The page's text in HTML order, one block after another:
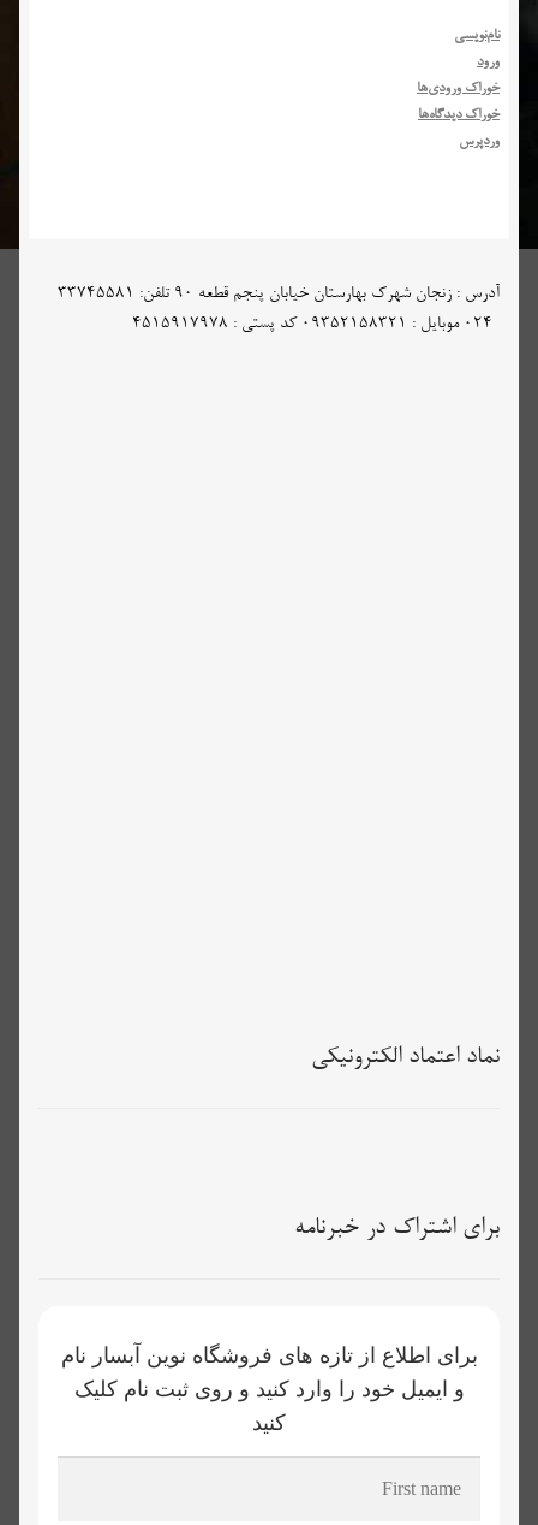
نام‌نویسی
ورود
خوراک ورودی‌ها
خوراک دیدگاه‌ها
وردپرس
آدرس : زنجان شهرک بهارستان خیابان پنجم قطعه 90 تلفن: 33745581
نماد اعتماد الکترونیکی
برای اشتراک در خبرنامه
برای اطلاع از تازه های فروشگاه نوین آبسار نام
و ایمیل خود را وارد کنید و روی ثبت نام کلیک
کنید